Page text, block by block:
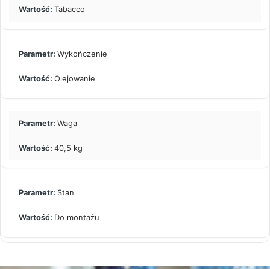
Tabacco
Wykończenie
Olejowanie
Waga
40,5 kg
Stan
Do montażu